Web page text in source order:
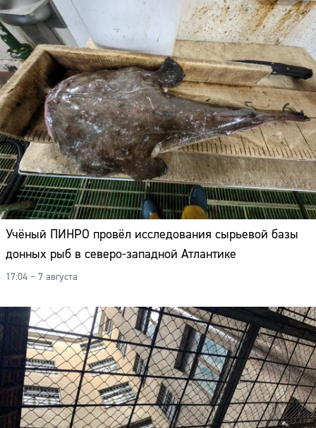
Учёный ПИНРО провёл исследования сырьевой базы
донных рыб в северо-западной Атлантике
17:04 – 7 августа